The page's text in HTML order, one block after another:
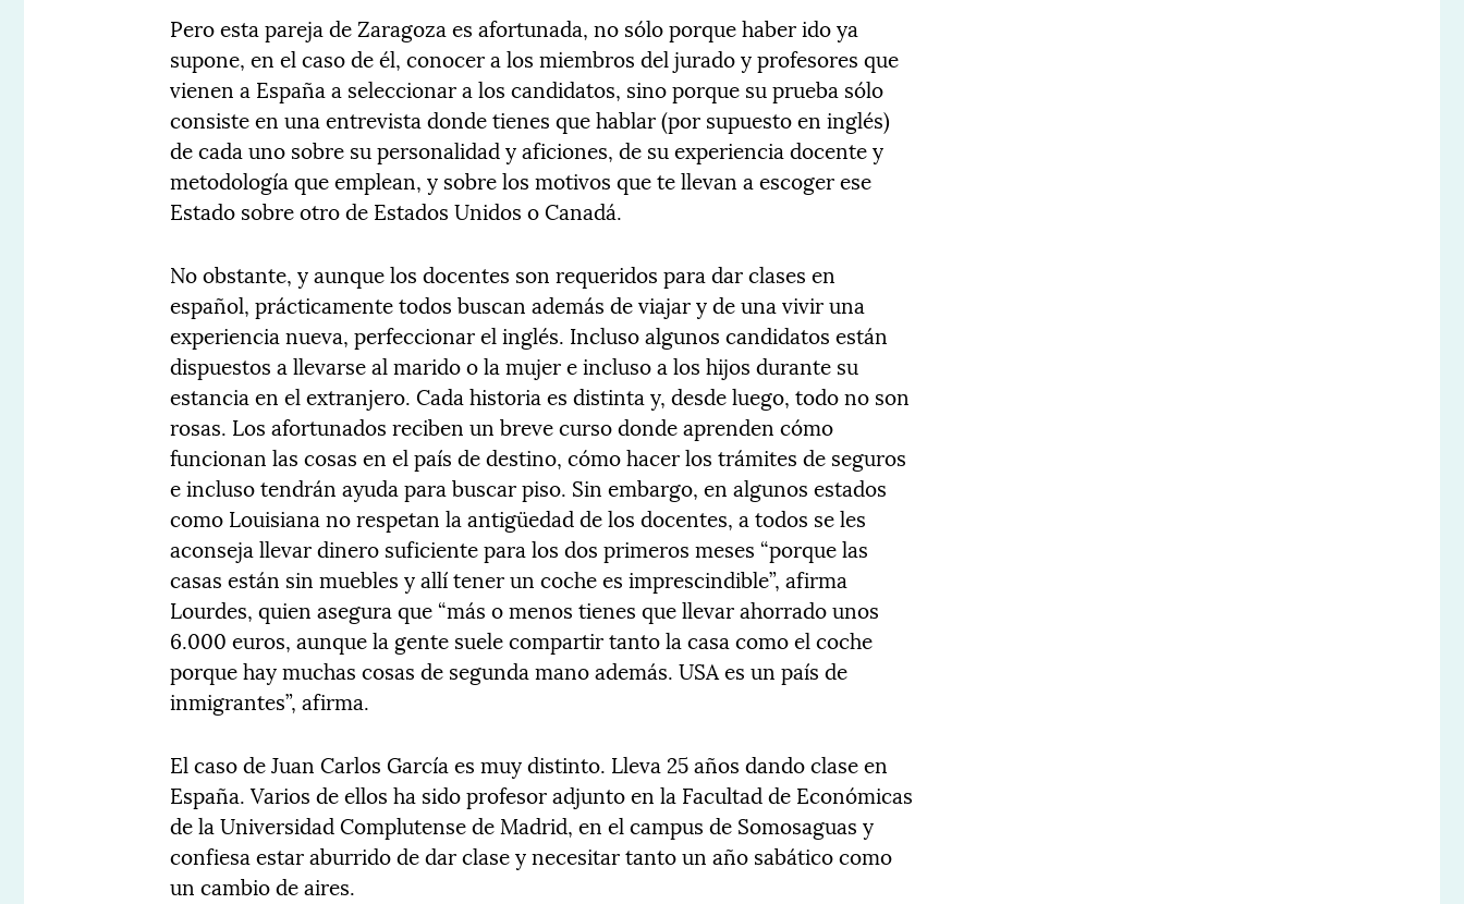
Pero esta pareja de Zaragoza es afortunada, no sólo porque haber ido ya
supone, en el caso de él, conocer a los miembros del jurado y profesores que
vienen a España a seleccionar a los candidatos, sino porque su prueba sólo
consiste en una entrevista donde tienes que hablar (por supuesto en inglés)
de cada uno sobre su personalidad y aficiones, de su experiencia docente y
metodología que emplean, y sobre los motivos que te llevan a escoger ese
Estado sobre otro de Estados Unidos o Canadá.
No obstante, y aunque los docentes son requeridos para dar clases en
español, prácticamente todos buscan además de viajar y de una vivir una
experiencia nueva, perfeccionar el inglés. Incluso algunos candidatos están
dispuestos a llevarse al marido o la mujer e incluso a los hijos durante su
estancia en el extranjero. Cada historia es distinta y, desde luego, todo no son
rosas. Los afortunados reciben un breve curso donde aprenden cómo
funcionan las cosas en el país de destino, cómo hacer los trámites de seguros
e incluso tendrán ayuda para buscar piso. Sin embargo, en algunos estados
como Louisiana no respetan la antigüedad de los docentes, a todos se les
aconseja llevar dinero suficiente para los dos primeros meses “porque las
casas están sin muebles y allí tener un coche es imprescindible”, afirma
Lourdes, quien asegura que “más o menos tienes que llevar ahorrado unos
6.000 euros, aunque la gente suele compartir tanto la casa como el coche
porque hay muchas cosas de segunda mano además. USA es un país de
inmigrantes”, afirma.
El caso de Juan Carlos García es muy distinto. Lleva 25 años dando clase en
España. Varios de ellos ha sido profesor adjunto en la Facultad de Económicas
de la Universidad Complutense de Madrid, en el campus de Somosaguas y
confiesa estar aburrido de dar clase y necesitar tanto un año sabático como
un cambio de aires.